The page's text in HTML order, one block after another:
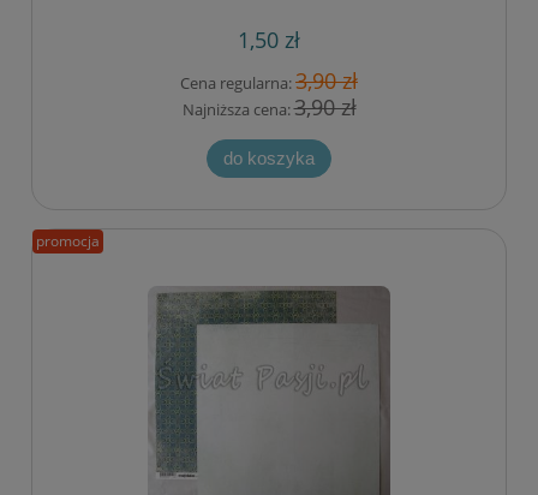
1,50 zł
Cena regularna:3,90 zł
Najniższa cena:3,90 zł
do koszyka
promocja